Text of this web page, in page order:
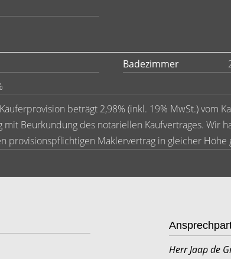
Badezimmer
beträgt 2,98% (inkl. 19% MwSt.) vom
mit Beurkundung des notariellen Kaufvertrages. Wir
provisionspflichtigen Maklervertrag in gleicher Höhe
Herr Jaap de